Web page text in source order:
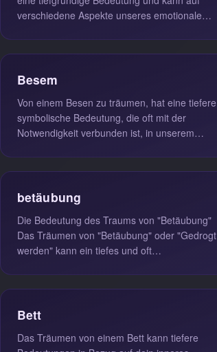
verschiedene Aspekte unseres emotionalen
Besem
Von einem Besen zu träumen, hat eine tiefere
symbolische Bedeutung, die oft mit der
Notwendigkeit verbunden ist, in unserem
betäubung
Die Bedeutung des Traums von "Betäubung"
Das Träumen von "Betäubung" oder "Gedrogt
werden" kann ein tiefes und oft
Bett
Das Träumen von einem Bett kann tiefere